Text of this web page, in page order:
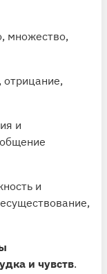
множество,
отрицание,
и
и
и чувств.